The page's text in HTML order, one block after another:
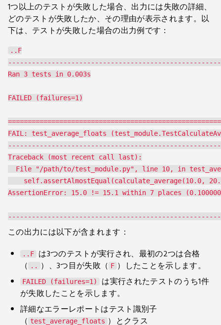
1つ以上のテストが失敗した場合、出力には失敗の詳細、
どのテストが失敗したか、その理由が表示されます。以
下は、テストが失敗した場合の出力例です：
..F
Ran 3 tests in 0.003s
FAILED (failures=1)
FAIL: test_average_floats
Traceback (most recent call last):
File "/path/to/test_module.py", line 10, in
self.assertAlmostEqual(calculate_average(10.0,
AssertionError: 15.0 != 15.1 within 7 places
この出力には以下が含まれます：
..F
は3つのテストが実行され、最初の2つは合格
（ .. ）、3つ目が失敗（ F ）したことを示します。
FAILED (failures=1)
は実行されたテストのうち1件
が失敗したことを示します。
詳細なエラーレポートはテスト識別子
（ test_average_floats ）とクラス